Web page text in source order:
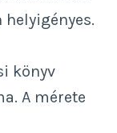
könyv
A mérete